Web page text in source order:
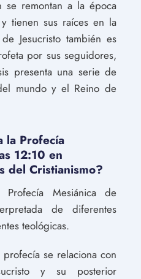
se remontan a la época
tienen sus raíces en la
Jesucristo también es
por sus seguidores,
presenta una serie de
mundo y el Reino de
la Profecía
12:10 en
del Cristianismo?
Mesiánica de
de diferentes
teológicas.
profecía se relaciona con
y su posterior